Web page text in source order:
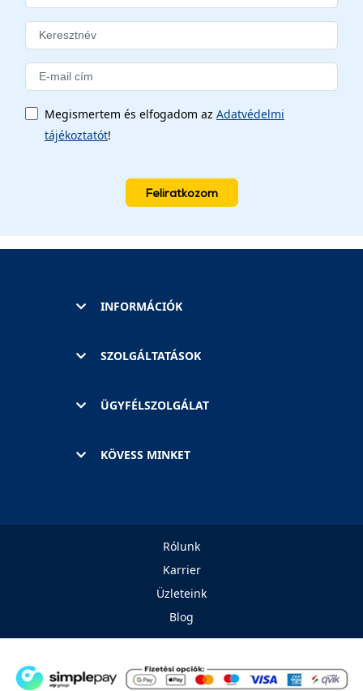
Megismertem és elfogadom az Adatvédelmi
tájékoztatót!
Feliratkozom
INFORMÁCIÓK
SZOLGÁLTATÁSOK
ÜGYFÉLSZOLGÁLAT
KÖVESS MINKET
Rólunk
Karrier
Üzleteink
Blog